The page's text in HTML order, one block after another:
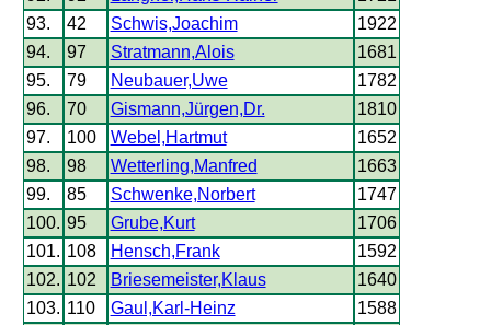
93.
42 Schwis,Joachim
1922
94.
97 Stratmann,Alois
1681
95.
79 Neubauer,Uwe
1782
96.
70 Gismann,Jürgen,Dr.
1810
97.
100 Webel,Hartmut
1652
98.
98 Wetterling,Manfred
1663
99.
85 Schwenke,Norbert
1747
100. 95 Grube,Kurt
1706
101. 108 Hensch,Frank
1592
102. 102 Briesemeister,Klaus
1640
103. 110 Gaul,Karl-Heinz
1588